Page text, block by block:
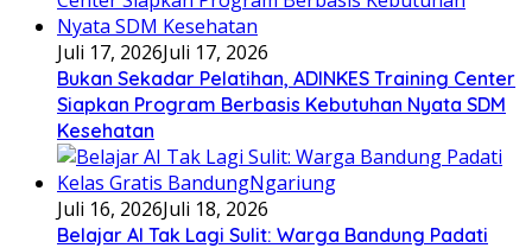
Juli 17, 2026Juli 17, 2026
Bukan Sekadar Pelatihan, ADINKES Training Center
Siapkan Program Berbasis Kebutuhan Nyata SDM
Kesehatan
Juli 16, 2026Juli 18, 2026
Belajar AI Tak Lagi Sulit: Warga Bandung Padati